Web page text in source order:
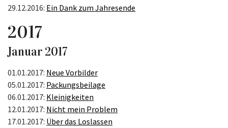
29.12.2016: Ein Dank zum Jahresende
2017
Januar 2017
01.01.2017: Neue Vorbilder
05.01.2017: Packungsbeilage
06.01.2017: Kleinigkeiten
12.01.2017: Nicht mein Problem
17.01.2017: Über das Loslassen